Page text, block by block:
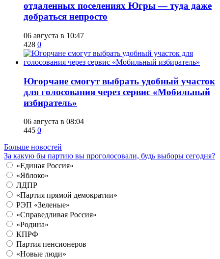
отдаленных поселениях Югры — туда даже
добраться непросто
06 августа в 10:47
428 0
Югорчане смогут выбрать удобный участок
для голосования через сервис «Мобильный
избиратель»
06 августа в 08:04
445 0
Больше новостей
За какую бы партию вы проголосовали, будь выборы сегодня?
«Единая Россия»
«Яблоко»
ЛДПР
«Партия прямой демократии»
РЭП «Зеленые»
«Справедливая Россия»
«Родина»
КПРФ
Партия пенсионеров
«Новые люди»